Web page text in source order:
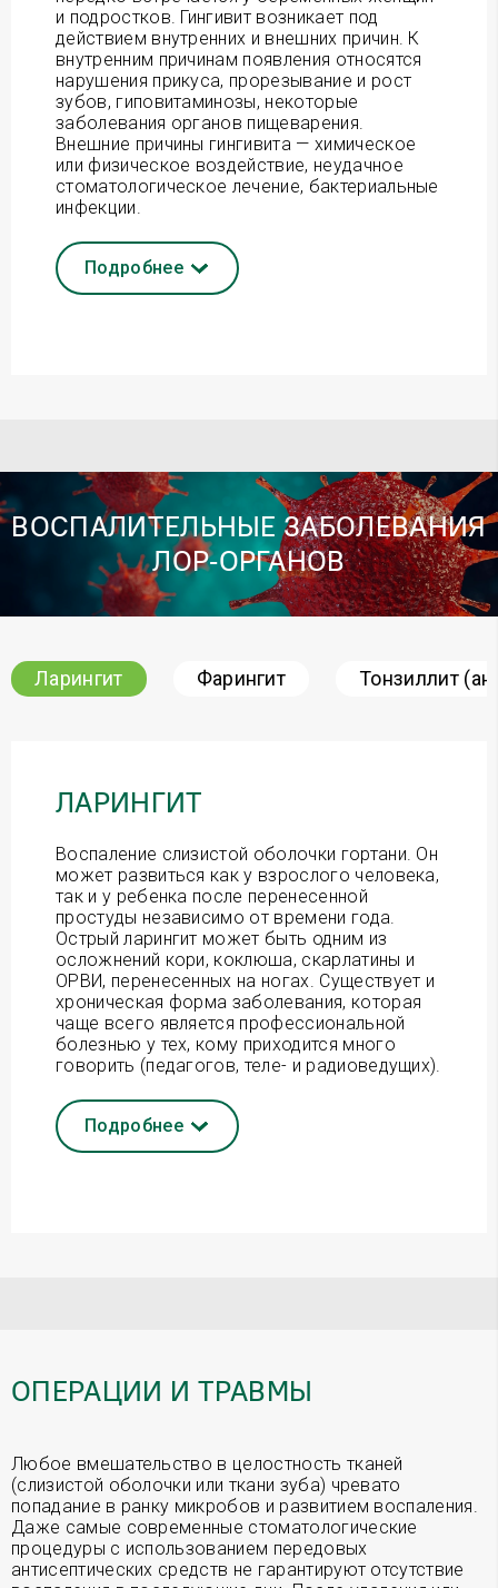
и подростков. Гингивит возникает под
действием внутренних и внешних причин. К
внутренним причинам появления относятся
нарушения прикуса, прорезывание и рост
зубов, гиповитаминозы, некоторые
заболевания органов пищеварения.
Внешние причины гингивита — химическое
или физическое воздействие, неудачное
стоматологическое лечение, бактериальные
инфекции.
Подробнее
ВОСПАЛИТЕЛЬНЫЕ ЗАБОЛЕВАНИЯ
ЛОР‑ОРГАНОВ
Ларингит Фарингит Тонзиллит
ЛАРИНГИТ
Воспаление слизистой оболочки гортани. Он
может развиться как у взрослого человека,
так и у ребенка после перенесенной
простуды независимо от времени года.
Острый ларингит может быть одним из
осложнений кори, коклюша, скарлатины и
ОРВИ, перенесенных на ногах. Существует и
хроническая форма заболевания, которая
чаще всего является профессиональной
болезнью у тех, кому приходится много
говорить (педагогов, теле- и радиоведущих).
Подробнее
ОПЕРАЦИИ И ТРАВМЫ
Любое вмешательство в целостность тканей
(слизистой оболочки или ткани зуба) чревато
попадание в ранку микробов и развитием воспаления.
Даже самые современные стоматологические
процедуры с использованием передовых
антисептических средств не гарантируют отсутствие